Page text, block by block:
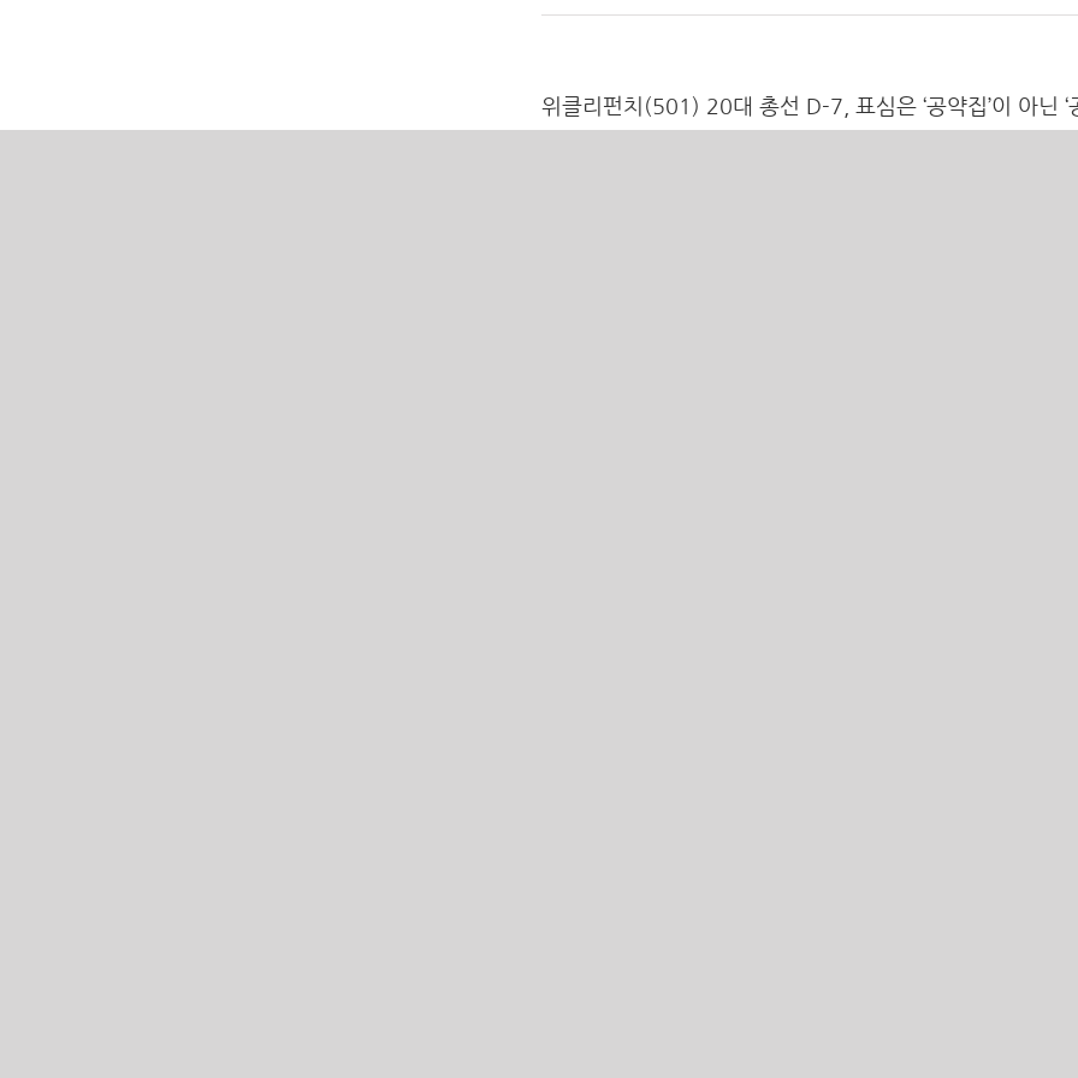
위클리펀치(501) 20대 총선 D-7, 표심은 ‘공약집’이 아닌 ‘